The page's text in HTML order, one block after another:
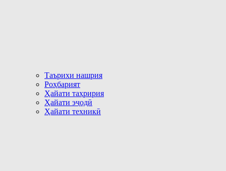
Таърихи нашрия
Роҳбарият
Ҳайати таҳририя
Ҳайати эҷодӣ
Ҳайати техникӣ